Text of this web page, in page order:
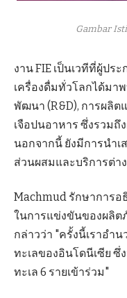
Gambar
งาน FIE เป็นเวทีที่ผู้ป
เครื่องดื่มทั่วโลกได้มา
พัฒนา (R&D), การผลิต
เจือปนอาหาร ซึ่งรวม
นอกจากนี้ ยังมีการนำ
ส่วนผสมและบริการต่า
Machmud รักษาการ
ในการแข่งขันของผลิต
กล่าวว่า "ครั้งนี้เราอำ
ทะเลของอินโดนีเซีย
ทะเล 6 รายเข้าร่วม"